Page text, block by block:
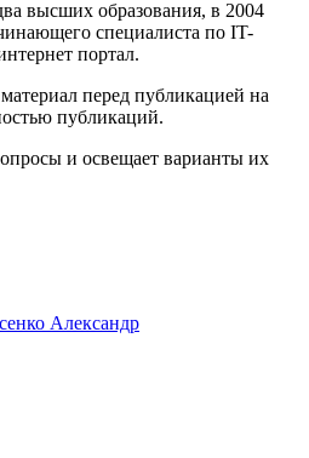
высших образования, в 2004
специалиста по IT-
портал.
перед публикацией на
публикаций.
и освещает варианты их
Александр